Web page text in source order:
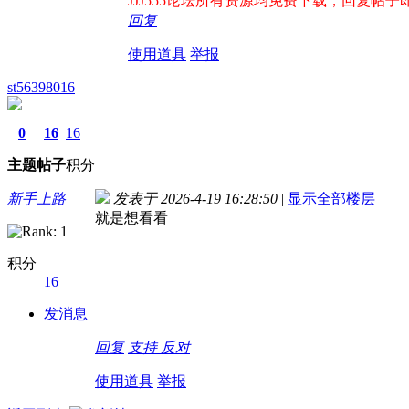
回复
使用道具 举报
st56398016
0
主题
16
帖子
16
积分
新手上路
积分
16
发消息
发表于 2026-4-19 16:28:50 | 显示全部楼层
就是想看看
回复 支持 反对
使用道具 举报